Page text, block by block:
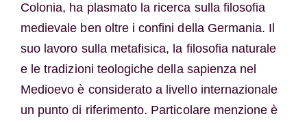
Colonia, ha plasmato la ricerca sulla filosofia
medievale ben oltre i confini della Germania. Il
suo lavoro sulla metafisica, la filosofia naturale
e le tradizioni teologiche della sapienza nel
Medioevo è considerato a livello internazionale
un punto di riferimento. Particolare menzione è